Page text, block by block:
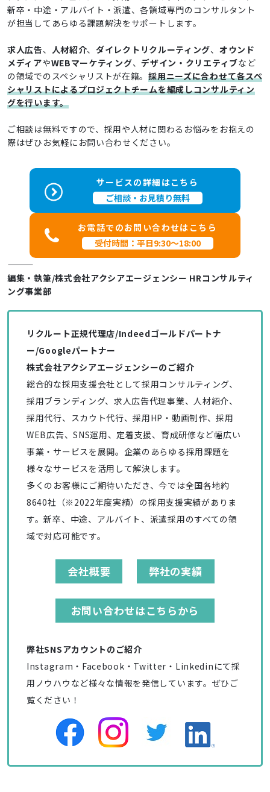
新卒・中途・アルバイト・派遣、各領域専門のコンサルタント
が担当してあらゆる課題解決をサポートします。
求人広告、 人材紹介、ダイレクトリクルーティング、 オウンド
メディアやWEBマーケティング、デザイン・クリエティブなど
の領域でのスペシャリストが在籍。採用ニーズに合わせて各スペ
シャリストによるプロジェクトチームを編成しコンサルティン
グを行います。
ご相談は無料ですので、採用や人材に関わるお悩みをお抱えの
際はぜひお気軽にお問い合わせください。
サービスの詳細はこちら
ご相談・お見積り無料
お電話でのお問い合わせはこちら
受付時間：平日9:30～18:00
――――――――――――
編集・執筆/株式会社アクシアエージェンシー HRコンサルティ
ング事業部
リクルート正規代理店/Indeedゴールドパートナ
ー/Googleパートナー
株式会社アクシアエージェンシーのご紹介
総合的な採用支援会社として採用コンサルティング、
採用ブランディング、求人広告代理事業、人材紹介、
採用代行、スカウト代行、採用HP・動画制作、採用
WEB広告、SNS運用、定着支援、育成研修など幅広い
事業・サービスを展開。企業のあらゆる採用課題を
様々なサービスを活用して解決します。
多くのお客様にご期待いただき、今では全国各地約
8640社（※2022年度実績）の採用支援実績がありま
す。新卒、中途、アルバイト、派遣採用のすべての領
域で対応可能です。
会社概要 弊社の実績
お問い合わせはこちらから
弊社SNSアカウントのご紹介
Instagram・Facebook・Twitter・Linkedinにて採
用ノウハウなど様々な情報を発信しています。ぜひご
覧ください！